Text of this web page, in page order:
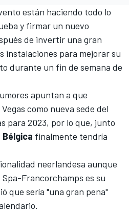
están haciendo todo lo
y firmar un nuevo
de invertir una gran
instalaciones para mejorar su
durante un fin de semana de
apuntan a que
como nueva sede del
para 2023, por lo que, junto
Bélgica finalmente tendría
neerlandesa aunque
Spa-Francorchamps es su
que sería "una gran pena"